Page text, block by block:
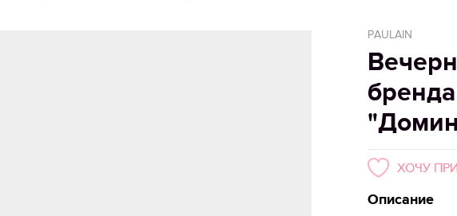
PAULAIN
ХОЧУ
Описание